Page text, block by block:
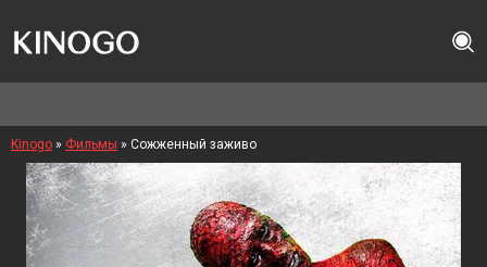
Kinogo » Фильмы » Сожженный заживо